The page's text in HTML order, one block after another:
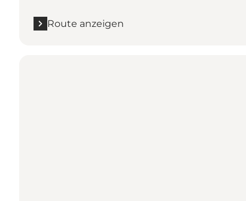
Route anzeigen